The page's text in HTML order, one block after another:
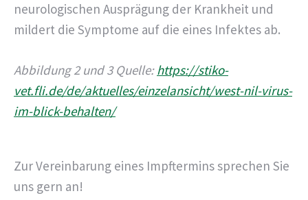
neurologischen Ausprägung der Krankheit und
mildert die Symptome auf die eines Infektes ab.
Abbildung2und 3 Quelle:https://stiko-
vet.fli.de/de/aktuelles/einzelansicht/west-nil-virus-
im-blick-behalten/
Zur Vereinbarung eines Impftermins sprechen Sie
uns gern an!